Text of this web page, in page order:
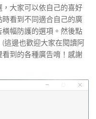
大家可以依自己的喜好
看到不同適合自己的廣
幅防護的選項。然後點
這邊也歡迎大家在閱讀阿
到的各種廣告唷！感謝